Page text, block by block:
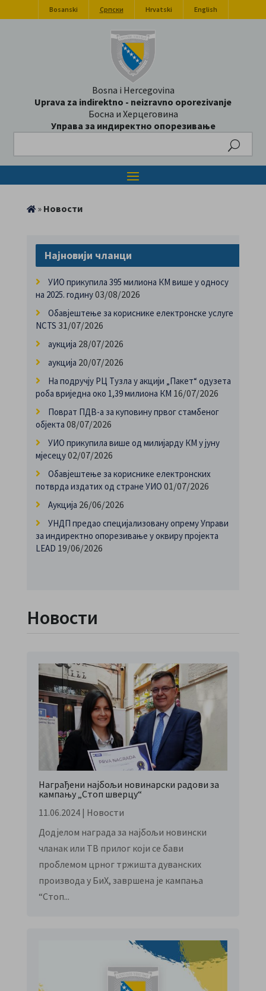
Bosanski Српски Hrvatski English
Bosna i Hercegovina
Uprava za indirektno - neizravno oporezivanje
Босна и Херцеговина
Управа за индиректно опорезивање
» Новости
Најновији чланци
УИО прикупила 395 милиона КМ више у односу
на 2025. годину03/08/2026
Обавјештење за кориснике електронске услуге
NCTS 31/07/2026
аукција 28/07/2026
аукција 20/07/2026
На подручју РЦ Тузла у акцији „Пакет“ одузета
роба вриједна око 1,39 милиона КМ 16/07/2026
Поврат ПДВ-а за куповину првог стамбеног
објекта 08/07/2026
УИО прикупила више од милијарду КМ у јуну
мјесецу02/07/2026
Обавјештење за кориснике електронских
потврда издатих од стране УИО 01/07/2026
Аукција 26/06/2026
УНДП предао специјализовану опрему Управи
за индиректно опорезивање у оквиру пројекта
LEAD 19/06/2026
Новости
Награђени најбољи новинарски радови за
кампању „Стоп шверцу“
11.06.2024| Новости
Додјелом награда за најбољи новински
чланак или ТВ прилог који се бави
проблемом црног тржишта дуванских
производа у БиХ, завршена је кампања
“Стоп...